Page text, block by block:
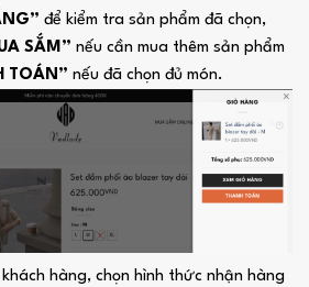
để kiểm tra sản phẩm đã chọn,
SẮM” nếu cần mua thêm sản phẩm
TOÁN” nếu đã chọn đủ món.
hàng, chọn hình thức nhận hàng